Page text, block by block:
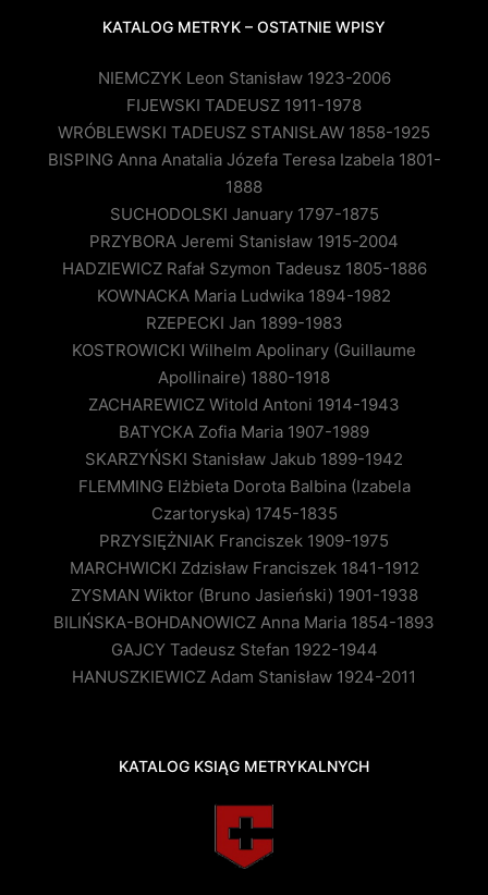
KATALOG METRYK – OSTATNIE WPISY
NIEMCZYK Leon Stanisław 1923-2006
FIJEWSKI TADEUSZ 1911-1978
WRÓBLEWSKI TADEUSZ STANISŁAW 1858-1925
BISPING Anna Anatalia Józefa Teresa Izabela 1801-
1888
SUCHODOLSKI January 1797-1875
PRZYBORA Jeremi Stanisław 1915-2004
HADZIEWICZ Rafał Szymon Tadeusz 1805-1886
KOWNACKA Maria Ludwika 1894-1982
RZEPECKI Jan 1899-1983
KOSTROWICKI Wilhelm Apolinary (Guillaume
Apollinaire) 1880-1918
ZACHAREWICZ Witold Antoni 1914-1943
BATYCKA Zofia Maria 1907-1989
SKARZYŃSKI Stanisław Jakub 1899-1942
FLEMMING Elżbieta Dorota Balbina (Izabela
Czartoryska) 1745-1835
PRZYSIĘŻNIAK Franciszek 1909-1975
MARCHWICKI Zdzisław Franciszek 1841-1912
ZYSMAN Wiktor (Bruno Jasieński) 1901-1938
BILIŃSKA-BOHDANOWICZ Anna Maria 1854-1893
GAJCY Tadeusz Stefan 1922-1944
HANUSZKIEWICZ Adam Stanisław 1924-2011
KATALOG KSIĄG METRYKALNYCH